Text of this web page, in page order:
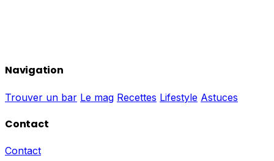
Navigation
Trouver un bar Le mag Recettes Lifestyle Astuces
Contact
Contact